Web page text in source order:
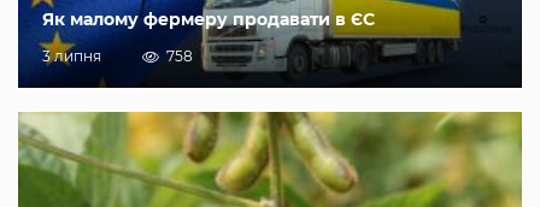
Як малому фермеру продавати в ЄС
3 липня 758